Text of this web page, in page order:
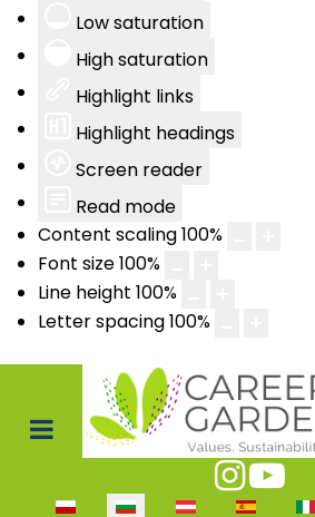
Low saturation
High saturation
Highlight links
Highlight headings
Screen reader
Read mode
Content scaling100%
Font size100%
Line height 100%
Letter spacing100%
Изберете език